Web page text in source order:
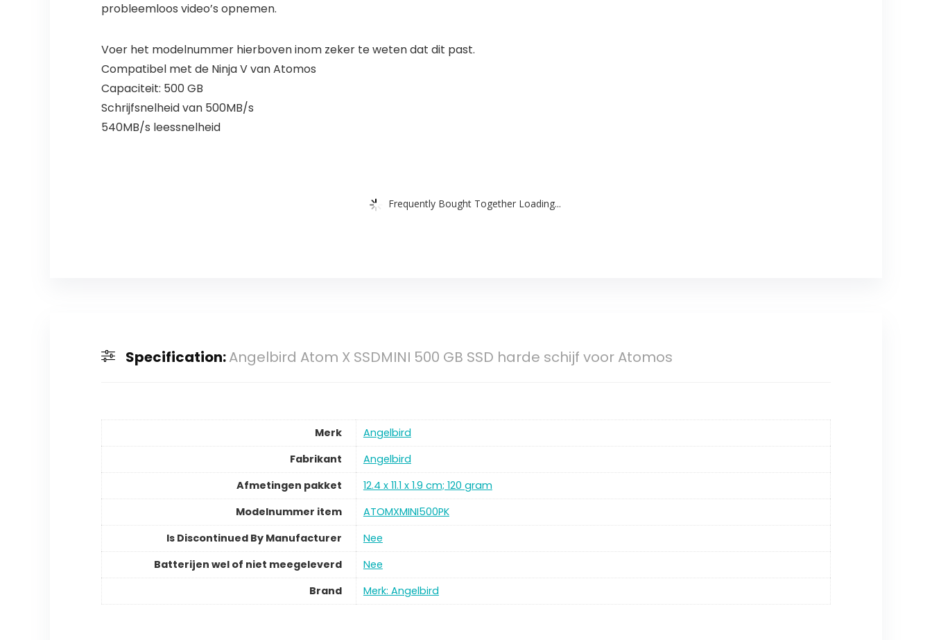
probleemloos video’s opnemen.
Voer het modelnummer hierboven inom zeker te weten dat dit past.
Compatibel met de Ninja V van Atomos
Capaciteit: 500 GB
Schrijfsnelheid van 500MB/s
540MB/s leessnelheid
Frequently Bought Together Loading...
Specification:Angelbird Atom X SSDMINI 500 GB SSD harde schijf voor Atomos
Merk
Angelbird
Fabrikant
Angelbird
Afmetingen pakket
12.4 x 11.1 x 1.9 cm; 120 gram
Modelnummer item
ATOMXMINI500PK
Is Discontinued By Manufacturer
Nee
Batterijen wel of niet meegeleverd
Nee
Brand
Merk: Angelbird